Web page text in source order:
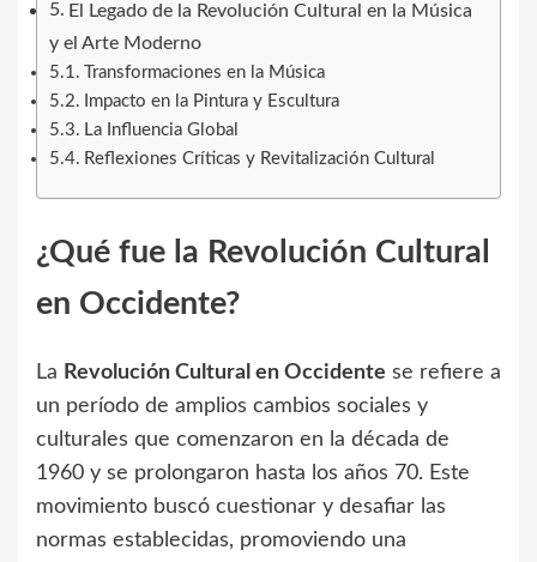
El Legado de la Revolución Cultural en la Música
y el Arte Moderno
Transformaciones en la Música
Impacto en la Pintura y Escultura
La Influencia Global
Reflexiones Críticas y Revitalización Cultural
¿Qué fue la Revolución Cultural
en Occidente?
La Revolución Cultural en Occidente se refiere a
un período de amplios cambios sociales y
culturales que comenzaron en la década de
1960 y se prolongaron hasta los años 70. Este
movimiento buscó cuestionar y desafiar las
normas establecidas, promoviendo una